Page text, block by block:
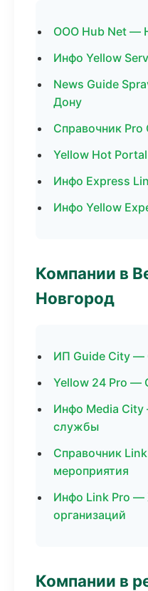
ООО Hub Net —
Инфо Yellow
News Guide
Дону
Справочник
Yellow Hot
Инфо Express
Инфо Yellow
Компании в
Новгород
ИП Guide City —
Yellow 24 Pro —
Инфо Media
службы
Справочник
мероприятия
Инфо Link Pro
организаций
Компании в